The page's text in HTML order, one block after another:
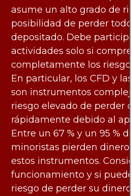
asume un alto grado de
posibilidad de perder todo
depositado. Debe
actividades solo si
completamente los
En particular, los CFD y
son instrumentos
riesgo elevado de perder
rápidamente debido al
Entre un 67 % y un 95 %
minoristas pierden dinero
estos instrumentos.
funcionamiento y si
riesgo de perder su dinero.